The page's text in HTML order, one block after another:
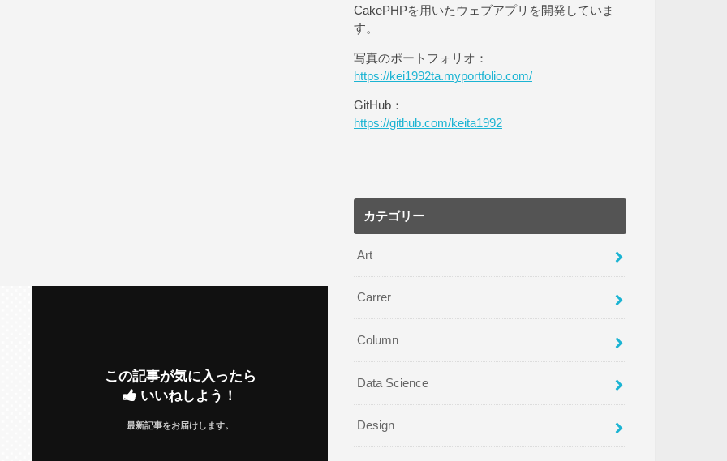
この記事が気に入ったら
いいねしよう！
最新記事をお届けします。
CakePHPを用いたウェブアプリを開発していま
す。
写真のポートフォリオ：
https://kei1992ta.myportfolio.com/
GitHub：
https://github.com/keita1992
カテゴリー
Art
Carrer
Column
Data Science
Design